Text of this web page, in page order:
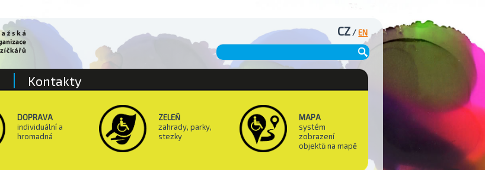
DOPRAVA
individuální a
hromadná
ZELEŇ
zahrady, parky,
stezky
MAPA
systém
zobrazení
objektů na mapě
CZ /EN
Kontakty